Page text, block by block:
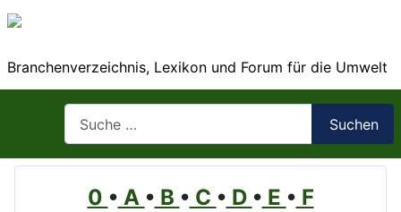
Branchenverzeichnis, Lexikon und Forum für die Umwelt
Suchen
0 • A • B • C • D • E • F